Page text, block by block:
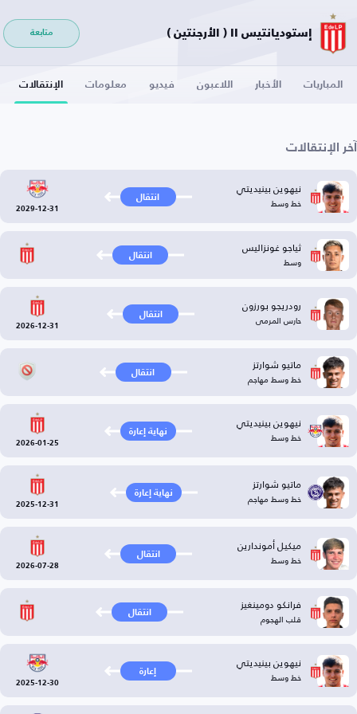
إستوديانتيس II ( الأرجنتين ) متابعة
المباريات الأخبار اللاعبون فيديو معلومات الإنتقالات
آخر الإنتقالات
نيهوين بينيديتي
خط وسط انتقال
2029-12-31
ثياجو غونزاليس
وسط انتقال
رودريجو بورزون
حارس المرمى انتقال
2026-12-31
ماتيو شوارتز
خط وسط مهاجم انتقال
نيهوين بينيديتي
خط وسط نهاية إعارة
2026-01-25
ماتيو شوارتز
خط وسط مهاجم نهاية إعارة
2025-12-31
ميكيل أموندارين
خط وسط انتقال
2026-07-28
فرانكو دومينغيز
قلب الهجوم انتقال
نيهوين بينيديتي
خط وسط إعارة
2025-12-30